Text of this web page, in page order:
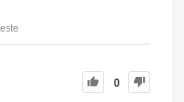
0